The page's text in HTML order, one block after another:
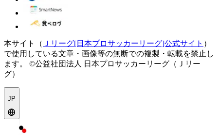
本サイト（ Ｊリーグ[日本プロサッカーリーグ]公式サイト ）
で使用している文章・画像等の無断での複製・転載を禁止し
ます。
©公益社団法人 日本プロサッカーリーグ（Ｊリー
グ）
JP